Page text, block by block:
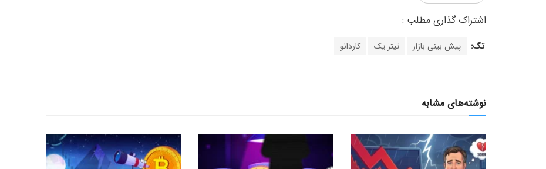
تگ: پیش بینی بازار تیتر یک کاردانو
نوشته‌های مشابه